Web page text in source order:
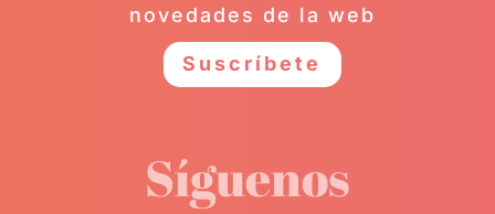
novedades de la web
Suscríbete
Síguenos